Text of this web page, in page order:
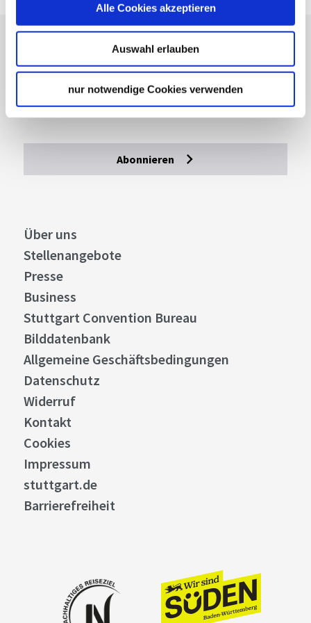
Alle Cookies akzeptieren
Auswahl erlauben
nur notwendige Cookies verwenden
Lassen Sie sich inspirieren!
Mit unserem Newsletter bleiben Sie zu Events,
Highlights und aktuellen Angeboten in
Stuttgart und Region immer up-to-date.
Abonnieren
Über uns
Stellenangebote
Presse
Business
Stuttgart Convention Bureau
Bilddatenbank
Allgemeine Geschäftsbedingungen
Datenschutz
Widerruf
Kontakt
Cookies
Impressum
stuttgart.de
Barrierefreiheit